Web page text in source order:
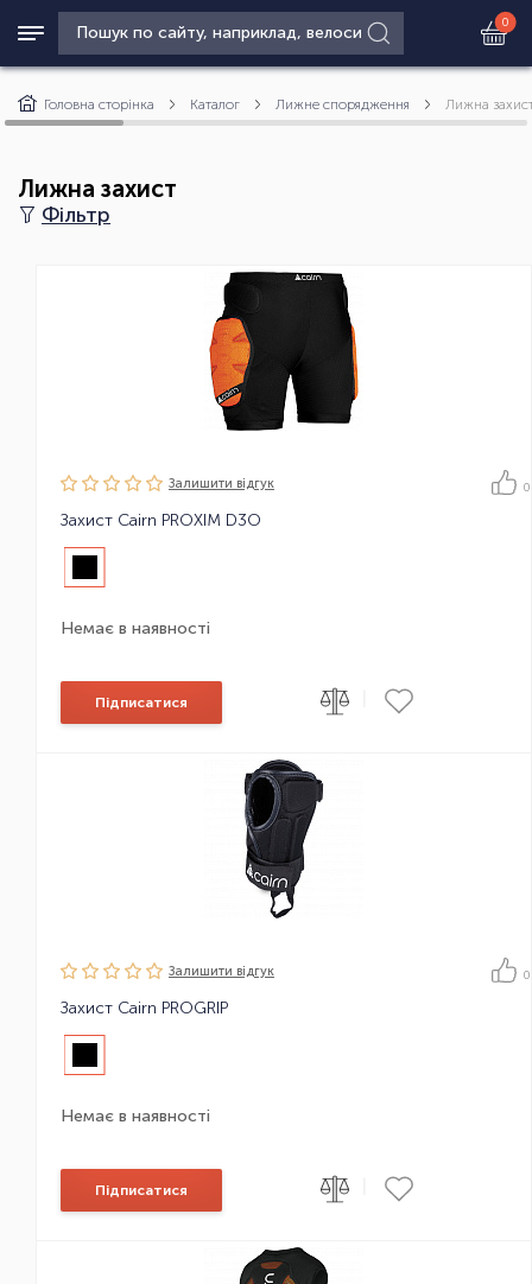
0
Головна сторінка Каталог Лижне спорядження Лижна
Лижна захист
Фільтр
Залишити вiдгук 0
Захист Cairn PROXIM D3O
Немає в наявності
Підписатися
Залишити вiдгук 0
Захист Cairn PROGRIP
Немає в наявності
Підписатися